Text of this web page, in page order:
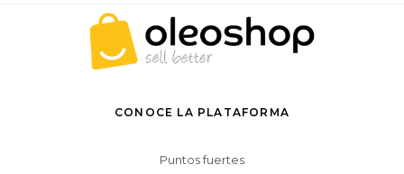
CONOCE LA PLATAFORMA
Puntos fuertes